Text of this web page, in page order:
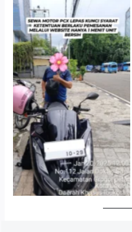
Antar Jemput Kendaraan